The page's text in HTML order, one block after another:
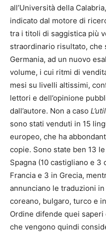
all’Università della
indicato dal motore di
tra i titoli di saggistica più
straordinario risultato, che
Germania, ad un nuovo
volume, i cui ritmi di
mesi su livelli altissimi,
lettori e dell’opinione
dall’autore. Non a caso
sono stati venduti in 15
europeo, che ha
copie. Sono state ben 13
Spagna (10 castigliano e 3
Francia e 3 in Grecia,
annunciano le traduzioni
coreano, bulgaro, turco e
Ordine difende quei
che vengono quindi